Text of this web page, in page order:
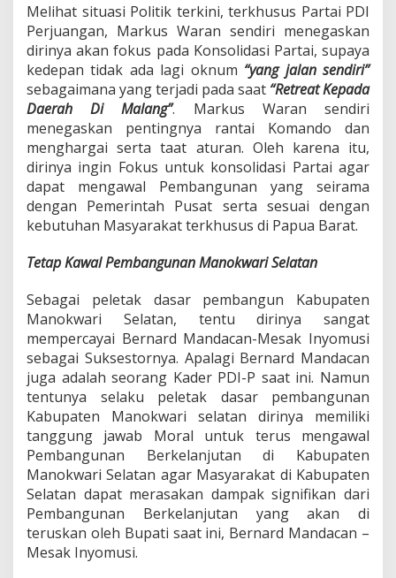
P
e
m
b
a
n
g
u
n
n
M
a
n
l
S
u
k
e
s
k
a
n
P
r
o
g
r
m
Melihat situasi Politik terkini, terkhusus Partai PDI
Perjuangan, Markus Waran sendiri menegaskan
dirinya akan fokus pada Konsolidasi Partai, supaya
kedepan tidak ada lagi oknum “yang jalan sendiri”
sebagaimana yang terjadi pada saat “Retreat Kepada
Daerah Di Malang”. Markus Waran sendiri
menegaskan pentingnya rantai Komando dan
menghargai serta taat aturan. Oleh karena itu,
dirinya ingin Fokus untuk konsolidasi Partai agar
dapat mengawal Pembangunan yang seirama
dengan Pemerintah Pusat serta sesuai dengan
kebutuhan Masyarakat terkhusus di Papua Barat.
Tetap Kawal Pembangunan Manokwari Selatan
Sebagai peletak dasar pembangun Kabupaten
Manokwari Selatan, tentu dirinya sangat
mempercayai Bernard Mandacan-Mesak Inyomusi
sebagai Suksestornya. Apalagi Bernard Mandacan
juga adalah seorang Kader PDI-P saat ini. Namun
tentunya selaku peletak dasar pembangunan
Kabupaten Manokwari selatan dirinya memiliki
tanggung jawab Moral untuk terus mengawal
Pembangunan Berkelanjutan di Kabupaten
Manokwari Selatan agar Masyarakat di Kabupaten
Selatan dapat merasakan dampak signifikan dari
Pembangunan Berkelanjutan yang akan di
teruskan oleh Bupati saat ini, Bernard Mandacan –
Mesak Inyomusi.